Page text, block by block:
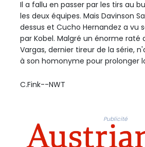
Il a fallu en passer par les tirs au
les deux équipes. Mais Davinson
dessus et Cucho Hernandez a vu
par Kobel. Malgré un énorme raté
Vargas, dernier tireur de la série,
à son homonyme pour prolonger
C.Fink--NWT
Publicité